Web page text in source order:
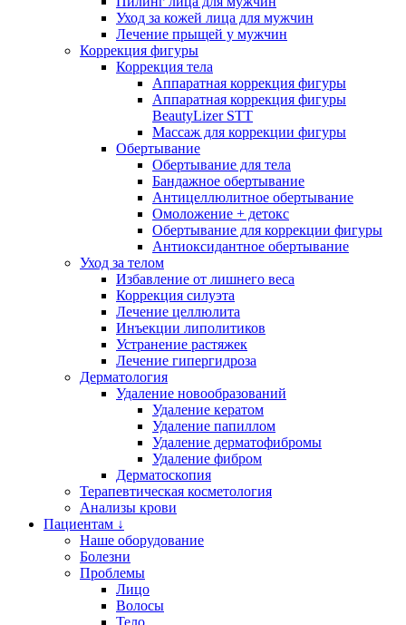
Уход за кожей лица для мужчин
Лечение прыщей у мужчин
Коррекция фигуры
Коррекция тела
Аппаратная коррекция фигуры
Аппаратная коррекция фигуры
BeautyLizer STT
Массаж для коррекции фигуры
Обертывание
Обертывание для тела
Бандажное обертывание
Антицеллюлитное обертывание
Омоложение + детокс
Обертывание для коррекции фигуры
Антиоксидантное обертывание
Уход за телом
Избавление от лишнего веса
Коррекция силуэта
Лечение целлюлита
Инъекции липолитиков
Устранение растяжек
Лечение гипергидроза
Дерматология
Удаление новообразований
Удаление кератом
Удаление папиллом
Удаление дерматофибромы
Удаление фибром
Дерматоскопия
Терапевтическая косметология
Анализы крови
Пациентам ↓
Наше оборудование
Болезни
Проблемы
Лицо
Волосы
Тело